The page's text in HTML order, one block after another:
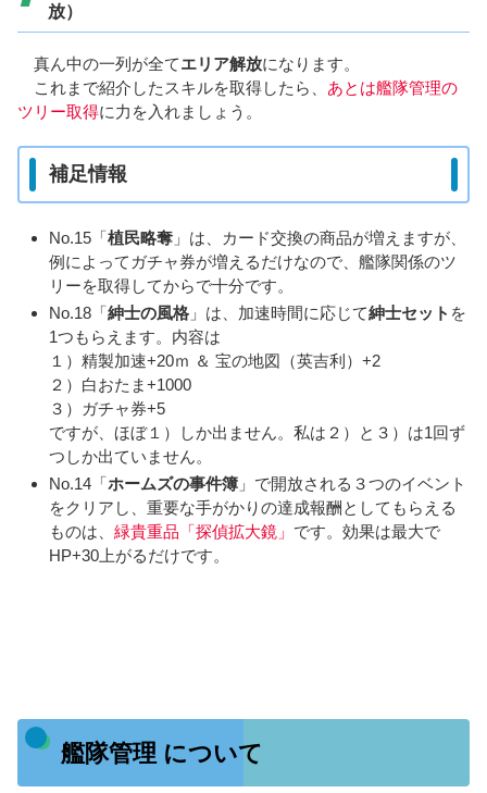
放）
真ん中の一列が全てエリア解放になります。
これまで紹介したスキルを取得したら、 あとは艦隊管理の
ツリー取得に力を入れましょう。
補足情報
No.15「植民略奪 」は、カード交換の商品が増えますが、
例によってガチャ券が増えるだけなので、艦隊関係のツ
リーを取得してからで十分です。
No.18「紳士の風格 」は、加速時間に応じて紳士セット を
1つもらえます。内容は
１）精製加速+20ｍ ＆ 宝の地図（英吉利）+2
２）白おたま+1000
３）ガチャ券+5
ですが、ほぼ１）しか出ません。私は２）と３）は1回ず
つしか出ていません。
No.14「ホームズの事件簿 」で開放される３つのイベント
をクリアし、重要な手がかりの達成報酬としてもらえる
ものは、 緑貴重品「探偵拡大鏡」 です。効果は最大で
HP+30上がるだけです。
艦隊管理 について